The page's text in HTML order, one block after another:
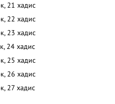
21 хадис
22 хадис
23 хадис
24 хадис
25 хадис
26 хадис
27 хадис